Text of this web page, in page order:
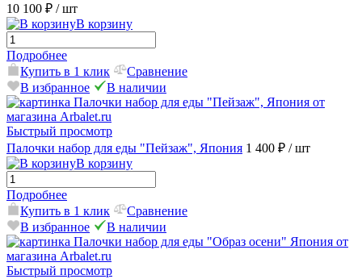
10 100 ₽ / шт
В корзину
Подробнее
Купить в 1 клик
Сравнение
В избранное
В наличии
Быстрый просмотр
Палочки набор для еды "Пейзаж", Япония 1 400 ₽ / шт
В корзину
Подробнее
Купить в 1 клик
Сравнение
В избранное
В наличии
Быстрый просмотр